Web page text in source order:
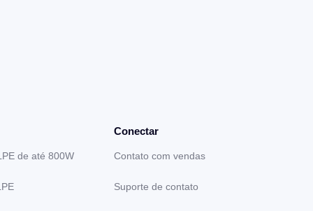
de até 800W
Conectar
Contato com vendas
Suporte de contato